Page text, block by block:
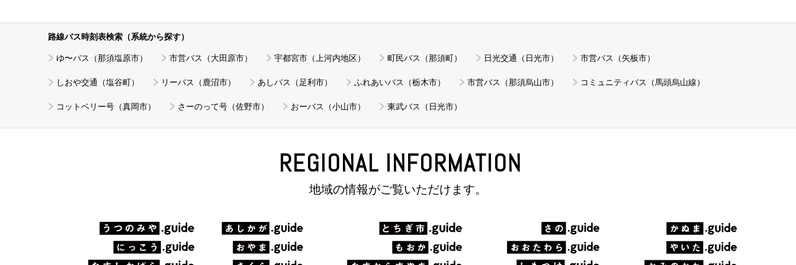
路線バス時刻表検索（系統から探す）
ゆ〜バス（那須塩原市） 市営バス（大田原市） 宇都宮市（上河内地区） 町民バス（那須町） 日光交通（日光市） 市営バス（矢板市）
しおや交通（塩谷町） リーバス（鹿沼市） あしバス（足利市） ふれあいバス（栃木市） 市営バス（那須烏山市） コミュニティバス（馬頭烏山線）
コットベリー号（真岡市） さーのって号（佐野市） おーバス（小山市） 東武バス（日光市）
REGIONAL INFORMATION
地域の情報がご覧いただけます。